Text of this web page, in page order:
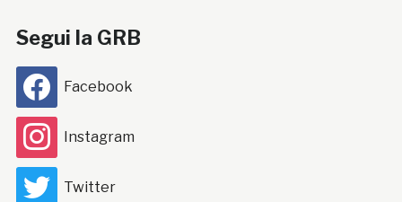
Segui la GRB
Facebook
Instagram
Twitter